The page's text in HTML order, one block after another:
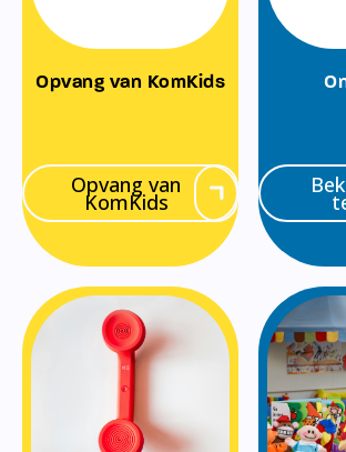
Opvang van KomKids
Opvang van
KomKids